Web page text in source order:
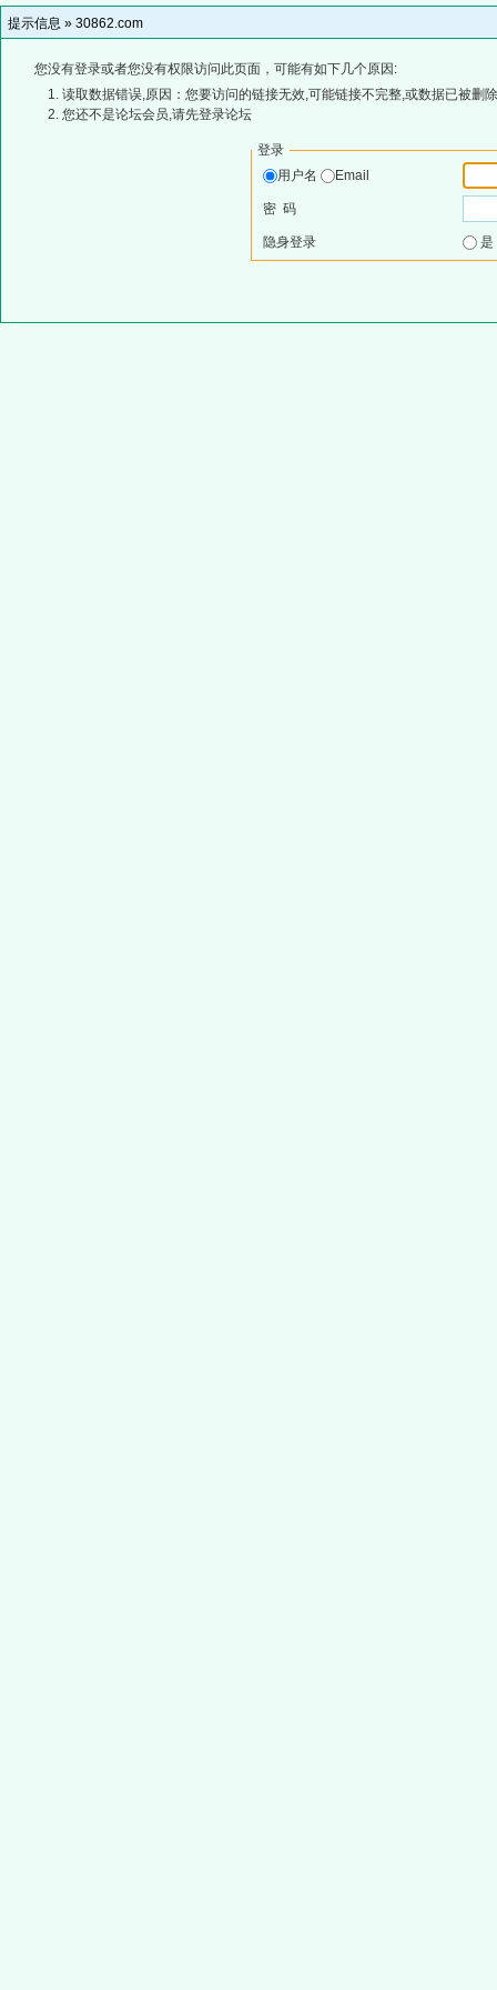
提示信息 » 30862.com
您没有登录或者您没有权限访问此页面，可能有如下几个原因:
读取数据错误,原因：您要访问的链接无效,可能链接不完整,或数据已被删
您还不是论坛会员,请先登录论坛
登录
用户名
Email
密 码
隐身登录